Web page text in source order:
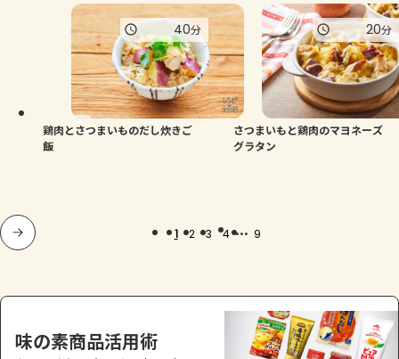
鶏肉とさつまいものだし炊きご
飯
40分
さつまいもと鶏肉のマヨネーズ
グラタン
20分
1 2 3 4 ... 9
味の素商品活用術